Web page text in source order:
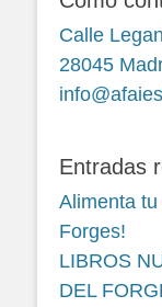
Calle
28045
Entradas
Alimenta tu
Forges!
LIBROS
DEL